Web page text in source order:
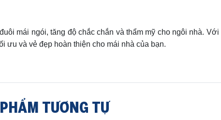
mái ngói, tăng độ chắc chắn và thẩm mỹ cho ngôi nhà.
ưu và vẻ đẹp hoàn thiện cho mái nhà của bạn.
TƯƠNG TỰ